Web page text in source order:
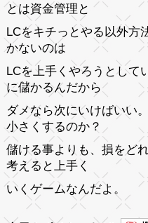
とは資金管理と
LCをキチっとやる以外方
かないのは
LCを上手くやろうとして
に儲かるんだから
ダメなら次にいけばいい
小さくするのか？
儲ける事よりも、損をど
考えると上手く
いくゲームなんだよ。